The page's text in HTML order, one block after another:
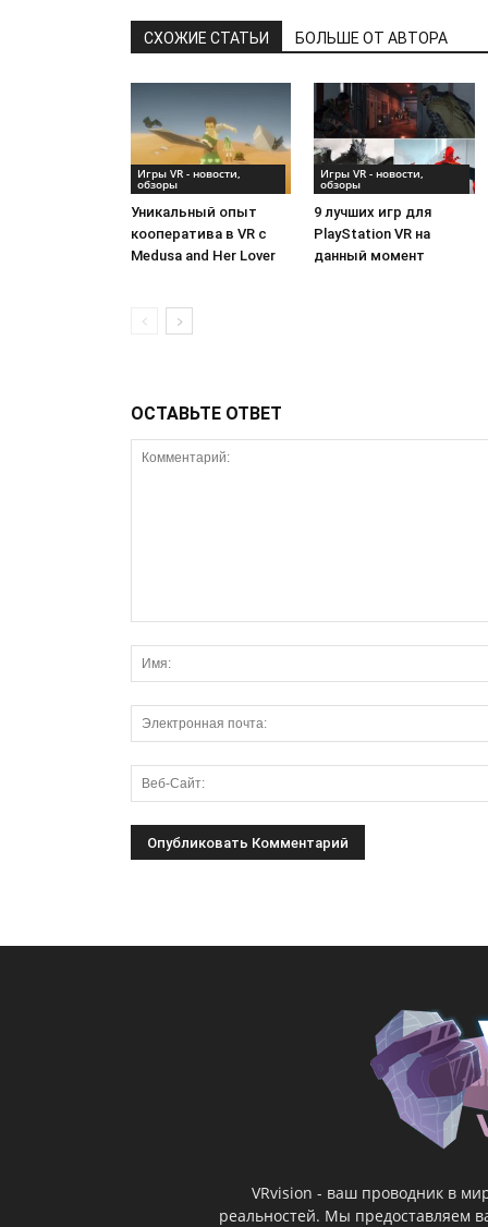
СХОЖИЕ СТАТЬИ БОЛЬШЕ ОТ АВТОРА
Игры VR - новости,
обзоры
Уникальный опыт
кооператива в VR с
Medusa and Her Lover
Игры VR - новости,
обзоры
9 лучших игр для
PlayStation VR на
данный момент
ОСТАВЬТЕ ОТВЕТ
VRvision - ваш проводник в
реальностей. Мы предоставляем